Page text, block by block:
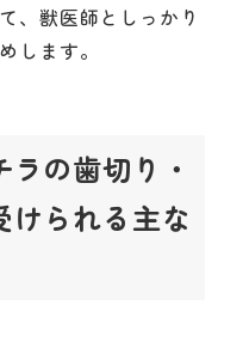
、獣医師としっかり
します。
の歯切り・
られる主な